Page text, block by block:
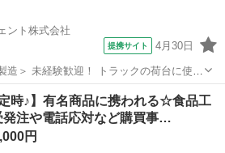
ント株式会社
提携サイト 4月30日
台に使用
オスス
定時♪】有名商品に携われる☆食品工
発注や電話応対など購買事…
円